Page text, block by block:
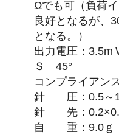
Ωでも可（負荷
良好となるが、
となる。）
出力電圧：
Ｓ 45°
コンプライアン
針 圧：0.5～
針 先：
自 重：9.0ｇ